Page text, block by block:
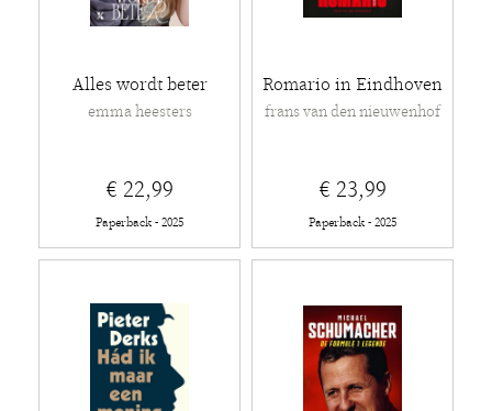
Alles wordt beter
emma heesters
€ 22,99
Paperback - 2025
Romario in Eindhoven
frans van den nieuwenhof
€ 23,99
Paperback - 2025